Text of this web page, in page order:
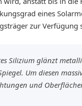
eines
zur Verfügung
Silizium glänzt
Um diesen
und